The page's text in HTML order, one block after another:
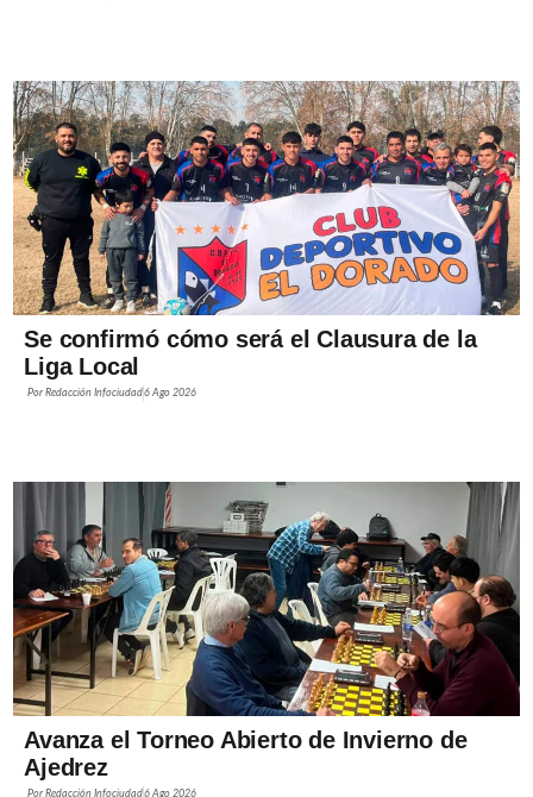
Se confirmó cómo será el Clausura de la
Liga Local
PorRedacción Infociudad6 Ago 2026
Avanza el Torneo Abierto de Invierno de
Ajedrez
PorRedacción Infociudad6 Ago 2026